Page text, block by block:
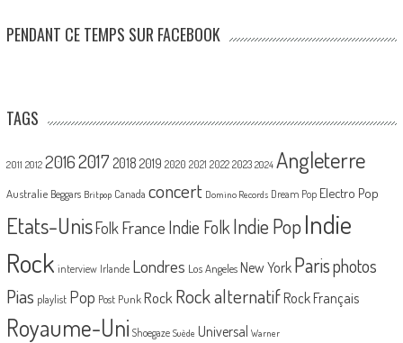
PENDANT CE TEMPS SUR FACEBOOK
TAGS
2011 2012 20162017 2018 2019 2020 2021 2022 2023 2024 Angleterre
Australie Beggars Britpop Canada concert Domino Records Dream Pop Electro Pop
Etats-UnisFolk France Indie Folk Indie PopIndie
Rock interview Irlande Londres Los Angeles New York Parisphotos
Pias playlist Pop Post Punk Rock Rock alternatif Rock Français
Royaume-Uni Shoegaze Suède Universal Warner